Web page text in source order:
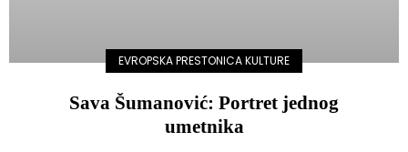
EVROPSKA PRESTONICA KULTURE
Sava Šumanović: Portret jednog
umetnika